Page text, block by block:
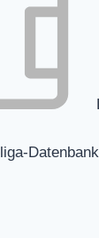
Datenbank